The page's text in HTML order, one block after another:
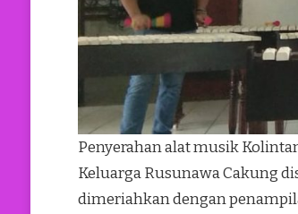
Penyerahan alat musik
Keluarga Rusunawa Cakung
dimeriahkan dengan